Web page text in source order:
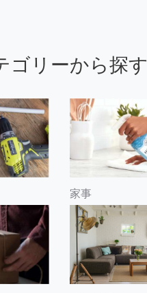
ゴリーから探す
家事